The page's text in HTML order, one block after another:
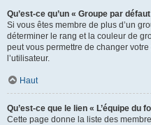
Qu’est-ce qu’un « Groupe par
Si vous êtes membre de plus d’un
déterminer le rang et la couleur de
peut vous permettre de changer
l’utilisateur.
Haut
Qu’est-ce que le lien « L’équipe du
Cette page donne la liste des